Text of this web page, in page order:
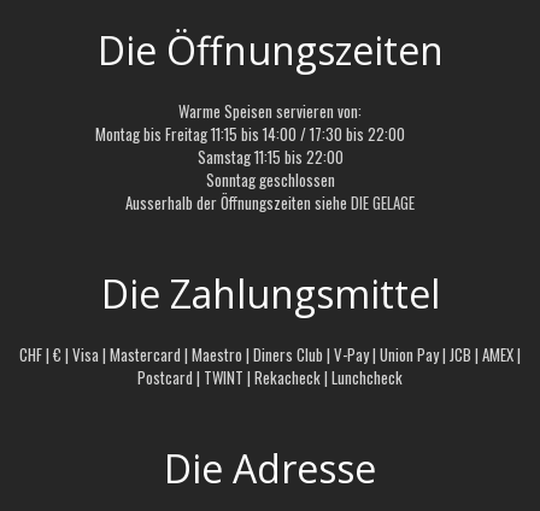
Die Öffnungszeiten
Warme Speisen servieren von:
Montag bis Freitag 11:15 bis 14:00 / 17:30 bis 22:00
Samstag 11:15 bis 22:00
Sonntag geschlossen
Ausserhalb der Öffnungszeiten siehe DIE GELAGE
Die Zahlungsmittel
CHF | € | Visa | Mastercard | Maestro | Diners Club | V-Pay | Union Pay | JCB | AMEX |
Postcard | TWINT | Rekacheck | Lunchcheck
Die Adresse